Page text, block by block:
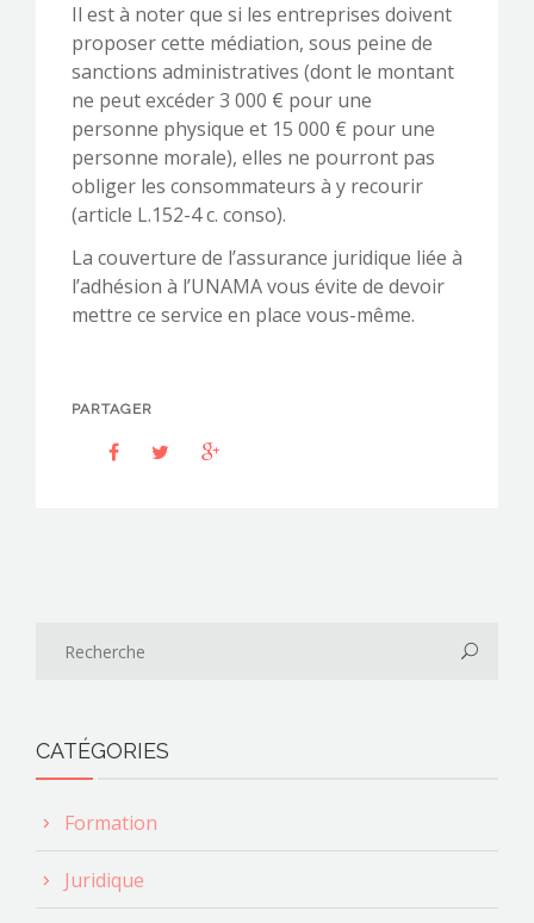
Il est à noter que si les entreprises doivent
proposer cette médiation, sous peine de
sanctions administratives (dont le montant
ne peut excéder 3 000 € pour une
personne physique et 15 000 € pour une
personne morale), elles ne pourront pas
obliger les consommateurs à y recourir
(article L.152-4 c. conso).
La couverture de l’assurance juridique liée à
l’adhésion à l’UNAMA vous évite de devoir
mettre ce service en place vous-même.
PARTAGER
CATÉGORIES
Formation
Juridique